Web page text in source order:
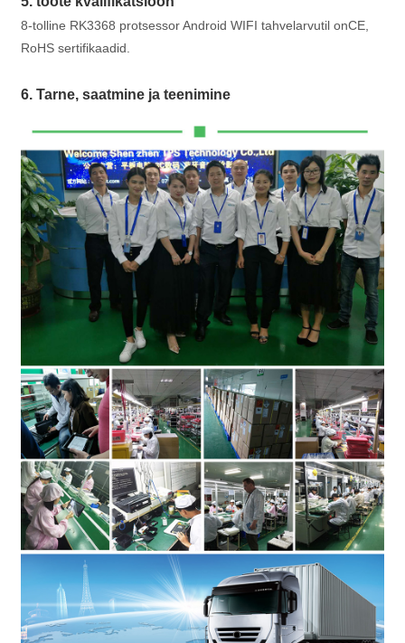
8-tolline RK3368 protsessor Android WIFI tahvelarvutil onCE,
RoHS sertifikaadid.
6. Tarne, saatmine ja teenimine